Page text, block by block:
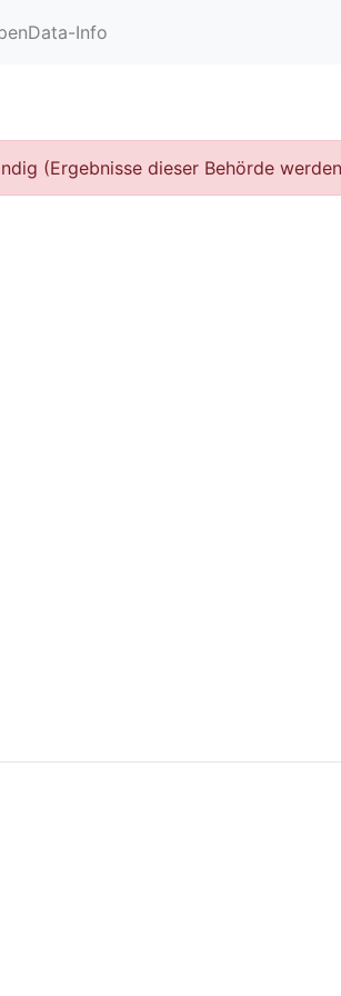
Info
(Ergebnisse dieser Behörde